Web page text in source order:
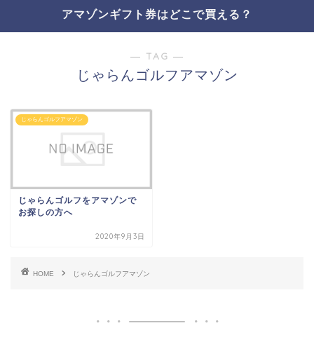
アマゾンギフト券はどこで買える？
― TAG ―
じゃらんゴルフアマゾン
じゃらんゴルフアマゾン
じゃらんゴルフをアマゾンで
お探しの方へ
2020年9月3日
HOME じゃらんゴルフアマゾン